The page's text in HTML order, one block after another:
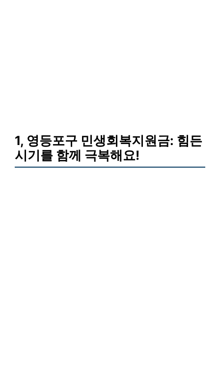
1, 영등포구 민생회복지원금: 힘든
시기를 함께 극복해요!